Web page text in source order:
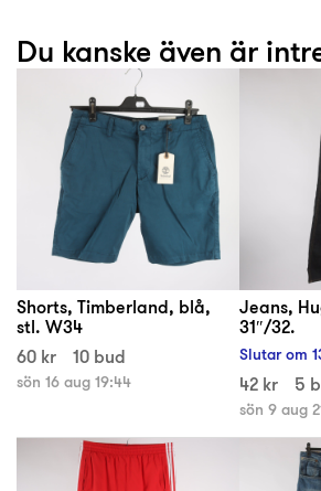
Du kanske även är
Shorts, Timberland, blå,
stl. W34
60 kr
10 bud
sön 16 aug 19:44
Jeans,
31″/32.
Slutar om
42 kr 5
sön 9 aug